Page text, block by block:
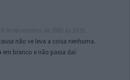
não ve leva a coisa nenhuma.
em branco e não passa daí.